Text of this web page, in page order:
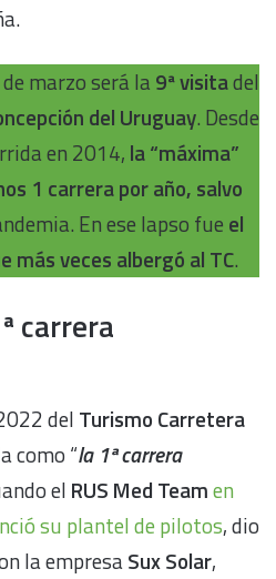
marzo será la 9ª visitadel
del Uruguay. Desde
en 2014, la “máxima”
1 carrera por año, salvo
En ese lapso fue el
más veces albergó al TC.
carrera
del Turismo Carretera
como “la 1ª carrera
el RUS Med Teamen
su plantel de pilotos, dio
la empresaSux Solar,